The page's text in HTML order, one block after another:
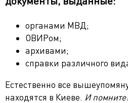
органами МВД;
ОВИРом;
архивами;
справки различного
Естественно все
находятся в Киеве. И